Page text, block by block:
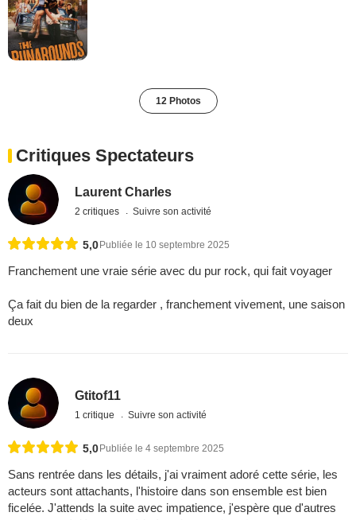
12 Photos
Critiques Spectateurs
Laurent Charles
2 critiques Suivre son activité
5,0Publiée le 10 septembre 2025
Franchement une vraie série avec du pur rock, qui fait voyager
Ça fait du bien de la regarder , franchement vivement, une saison
deux
Gtitof11
1 critique Suivre son activité
5,0 Publiée le 4 septembre 2025
Sans rentrée dans les détails, j'ai vraiment adoré cette série, les
acteurs sont attachants, l'histoire dans son ensemble est bien
ficelée. J'attends la suite avec impatience, j'espère que d'autres